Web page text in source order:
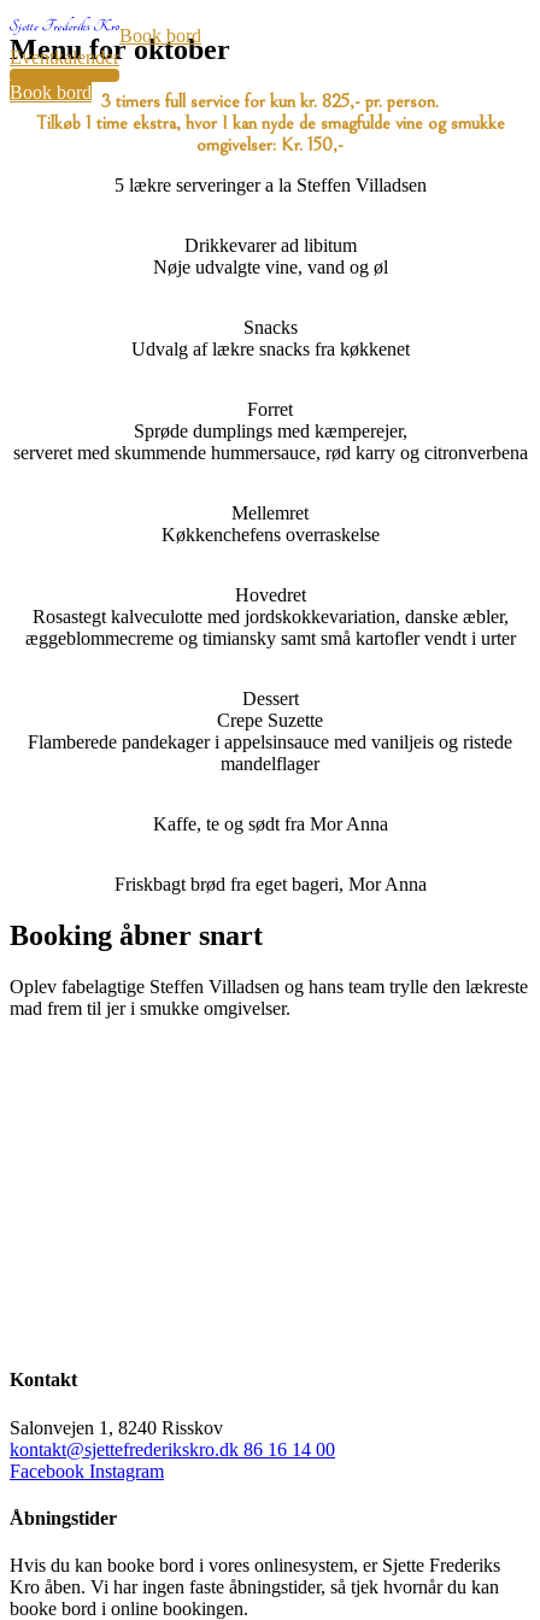
Book bord
Eventkalender
34
Book bord
Menu for oktober
3 timers full service for kun kr. 825,- pr. person.
Tilkøb 1 time ekstra, hvor I kan nyde de smagfulde vine og smukke
omgivelser: Kr. 150,-
5 lækre serveringer a la Steffen Villadsen
Drikkevarer ad libitum
Nøje udvalgte vine, vand og øl
Snacks
Udvalg af lækre snacks fra køkkenet
Forret
Sprøde dumplings med kæmperejer,
serveret med skummende hummersauce, rød karry og citronverbena
Mellemret
Køkkenchefens overraskelse
Hovedret
Rosastegt kalveculotte med jordskokkevariation, danske æbler,
æggeblommecreme og timiansky samt små kartofler vendt i urter
Dessert
Crepe Suzette
Flamberede pandekager i appelsinsauce med vaniljeis og ristede
mandelflager
Kaffe, te og sødt fra Mor Anna
Friskbagt brød fra eget bageri, Mor Anna
Booking åbner snart
Oplev fabelagtige Steffen Villadsen og hans team trylle den lækreste
mad frem til jer i smukke omgivelser.
Kontakt
Salonvejen 1, 8240 Risskov
kontakt@sjettefrederikskro.dk 86 16 14 00
Facebook Instagram
Åbningstider
Hvis du kan booke bord i vores onlinesystem, er Sjette Frederiks
Kro åben. Vi har ingen faste åbningstider, så tjek hvornår du kan
booke bord i online bookingen.